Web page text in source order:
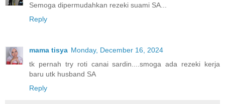
Semoga dipermudahkan rezeki suami SA...
Reply
mama tisya Monday, December 16, 2024
tk pernah try roti canai sardin....smoga ada rezeki kerja
baru utk husband SA
Reply